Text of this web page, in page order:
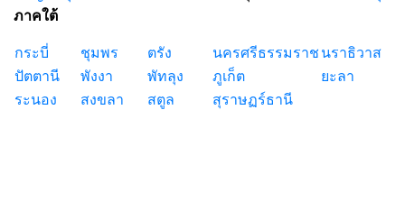
ภาคใต้
กระบี่ ชุมพร ตรัง นครศรีธรรมราช นราธิวาส
ปัตตานี
พังงา พัทลุง ภูเก็ต
ยะลา
ระนอง
สงขลา สตูล สุราษฏร์ธานี